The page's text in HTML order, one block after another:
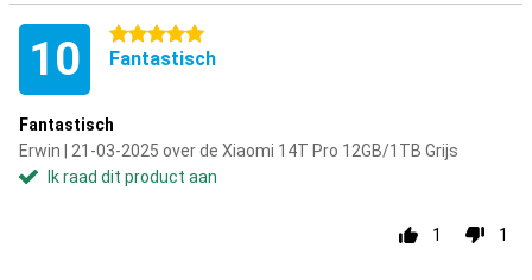
10 5 sterren
Fantastisch
Fantastisch
Erwin | 21-03-2025 over de Xiaomi 14T Pro 12GB/1TB Grijs
Ik raad dit product aan
1 1